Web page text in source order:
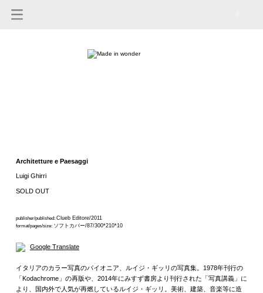
Architetture e Paesaggi
Luigi Ghirri
SOLD OUT
publisher/published: Clueb Editore/2011
format/pages/size: ソフトカバー/87/300*210*10
Google Translate
イタリアのカラー写真のパイオニア、ルイジ・ギッリの写真集。1978年刊行の
「Kodachrome」の再版や、2014年にみすず書房より刊行された「写真講義」に
より、国内外で人気が再燃しているルイジ・ギッリ。美術、建築、音楽等に造